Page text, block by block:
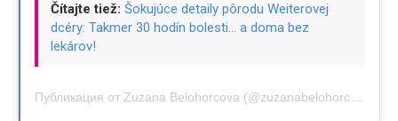
Čítajte tiež: Šokujúce detaily pôrodu Weiterovej
dcéry: Takmer 30 hodín bolesti… a doma bez
lekárov!